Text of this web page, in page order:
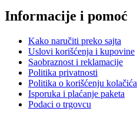
Informacije i pomoć
Kako naručiti preko sajta
Uslovi korišćenja i kupovine
Saobraznost i reklamacije
Politika privatnosti
Politika o korišćenju kolačića
Isporuka i plaćanje paketa
Podaci o trgovcu